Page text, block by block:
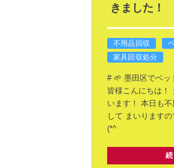
きました！
不用品回収
家具回収処分
# 🌱 墨田区でベッ
皆様こんにちは！
います！ 本日も
して まいります
(*^